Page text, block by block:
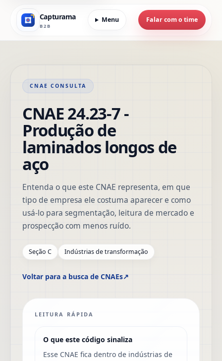
Capturama
B2B
Menu Falar com o time
CNAE CONSULTA
CNAE 24.23-7 -
Produção de
laminados longos de
aço
Entenda o que este CNAE representa, em que
tipo de empresa ele costuma aparecer e como
usá-lo para segmentação, leitura de mercado e
prospecção com menos ruído.
Seção C Indústrias de transformação
Voltar para a busca de CNAEs↗
LEITURA RÁPIDA
O que este código sinaliza
Esse CNAE fica dentro de indústrias de